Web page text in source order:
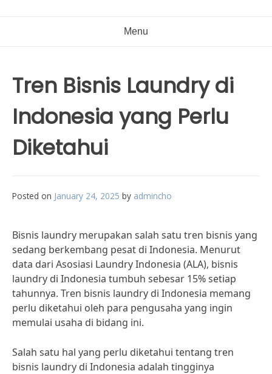
Menu
Tren Bisnis Laundry di
Indonesia yang Perlu
Diketahui
Posted on January 24, 2025 by admincho
Bisnis laundry merupakan salah satu tren bisnis yang
sedang berkembang pesat di Indonesia. Menurut
data dari Asosiasi Laundry Indonesia (ALA), bisnis
laundry di Indonesia tumbuh sebesar 15% setiap
tahunnya. Tren bisnis laundry di Indonesia memang
perlu diketahui oleh para pengusaha yang ingin
memulai usaha di bidang ini.
Salah satu hal yang perlu diketahui tentang tren
bisnis laundry di Indonesia adalah tingginya